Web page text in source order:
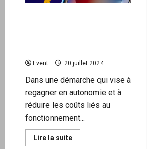
Event 20 juillet 2024
Dans une démarche qui vise à
regagner en autonomie et à
réduire les coûts liés au
fonctionnement...
Lire la suiteEn
savoir